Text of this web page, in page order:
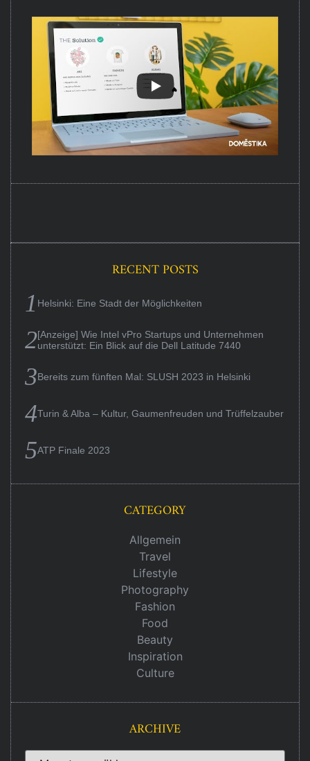
RECENT POSTS
Helsinki: Eine Stadt der Möglichkeiten
[Anzeige] Wie Intel vPro Startups und Unternehmen
unterstützt: Ein Blick auf die Dell Latitude 7440
Bereits zum fünften Mal: SLUSH 2023 in Helsinki
Turin & Alba – Kultur, Gaumenfreuden und Trüffelzauber
ATP Finale 2023
CATEGORY
Allgemein
Travel
Lifestyle
Photography
Fashion
Food
Beauty
Inspiration
Culture
ARCHIVE